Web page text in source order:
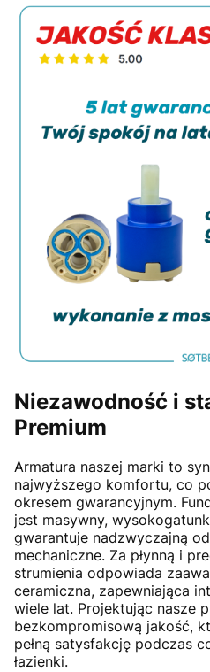
Niezawodność i
Premium
Armatura naszej marki to
najwyższego komfortu, co
okresem gwarancyjnym.
jest masywny,
gwarantuje nadzwyczajną
mechaniczne. Za płynną i
strumienia odpowiada
ceramiczna, zapewniająca
wiele lat. Projektując nasze
bezkompromisową jakość,
pełną satysfakcję podczas
łazienki.